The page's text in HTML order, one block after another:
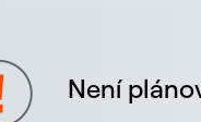
Není